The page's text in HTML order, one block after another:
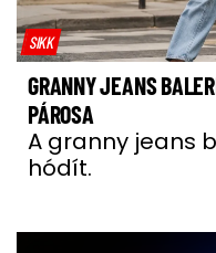
SIKK
GRANNY JEANS
PÁROSA
A granny jeans
hódít.